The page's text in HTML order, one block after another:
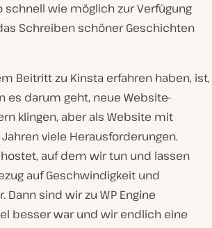
wie möglich zur Verfügung
Schreiben schöner Geschichten
Beitritt zu Kinsta erfahren haben, ist,
es darum geht, neue Website-
klingen, aber als Website mit
viele Herausforderungen.
auf dem wir tun und lassen
auf Geschwindigkeit und
sind wir zu WP Engine
besser war und wir endlich eine